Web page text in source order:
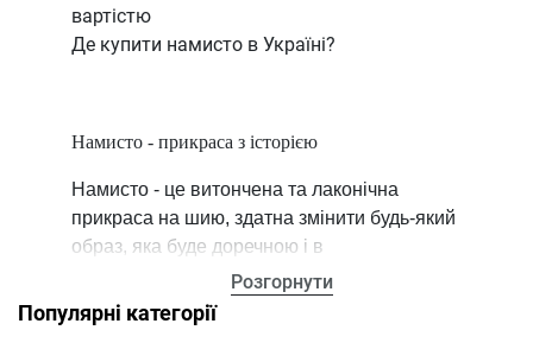
вартістю
Де купити намисто в Україні?
Намисто - прикраса з історією
Намисто - це витончена та лаконічна
прикраса на шию, здатна змінити будь-який
образ, яка буде доречною і в
повсякденному житті, і на урочистих
важливих заходах. Історія намиста
починається кілька тисяч років тому в
Розгорнути
Популярні категорії